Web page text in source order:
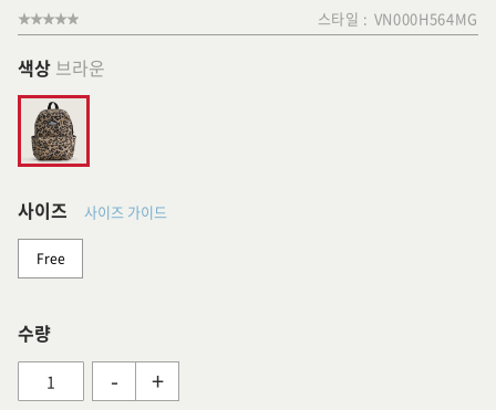
스타일 : VN000H564MG
색상 브라운
사이즈 사이즈 가이드
Free
수량
- +